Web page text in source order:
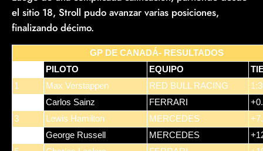
el sitio 18, Stroll pudo avanzar varias posiciones,
finalizando décimo.
GP DE CANADÁ- RESULTADOS
PILOTO EQUIPO
1
Max Verstappen RED BULL RACING
Carlos Sainz FERRARI
3
Lewis Hamilton MERCEDES
George Russell MERCEDES